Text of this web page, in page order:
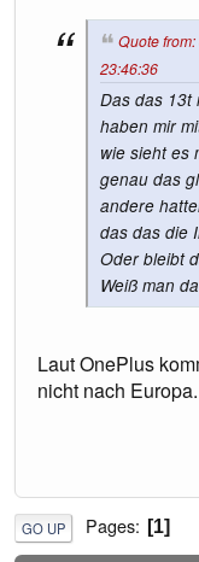
Quote
23:46:36
Das das 13t
haben mir
wie sieht es
genau das
andere
das das die
Oder bleibt
Weiß man
Laut OnePlus
nicht nach Europa.
GO UP Pages 1